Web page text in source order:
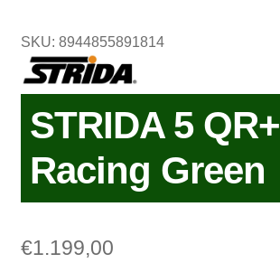
SKU: 8944855891814
STRIDA 5 QR+
Racing Green
€1.199,00